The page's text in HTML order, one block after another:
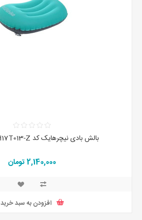
بالش بادی نیچرهایک کد NH17T013-Z رنگ آبی
2,140,000 تومان
افزودن به سبد خرید